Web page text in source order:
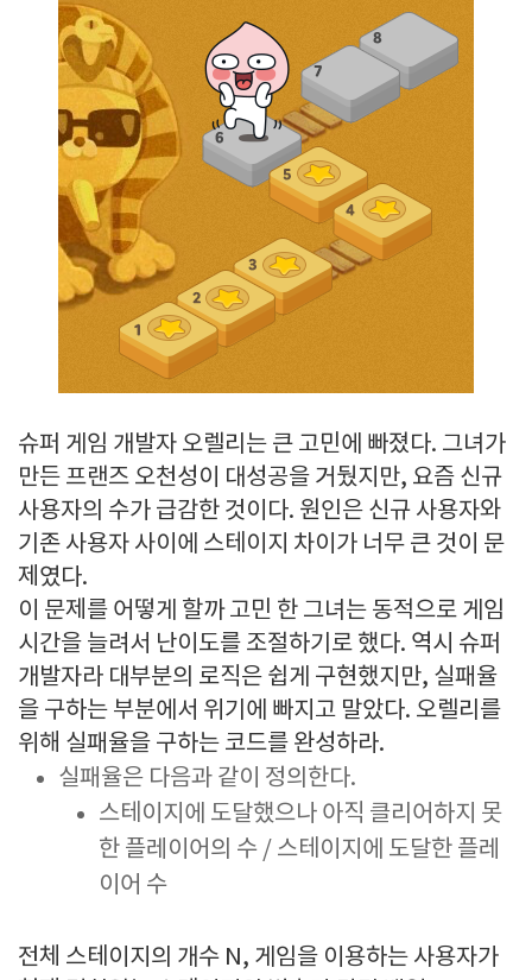
슈퍼 게임 개발자 오렐리는 큰 고민에 빠졌다. 그녀가
만든 프랜즈 오천성이 대성공을 거뒀지만, 요즘 신규
사용자의 수가 급감한 것이다. 원인은 신규 사용자와
기존 사용자 사이에 스테이지 차이가 너무 큰 것이 문
제였다.
이 문제를 어떻게 할까 고민 한 그녀는 동적으로 게임
시간을 늘려서 난이도를 조절하기로 했다. 역시 슈퍼
개발자라 대부분의 로직은 쉽게 구현했지만, 실패율
을 구하는 부분에서 위기에 빠지고 말았다. 오렐리를
위해 실패율을 구하는 코드를 완성하라.
실패율은 다음과 같이 정의한다.
스테이지에 도달했으나 아직 클리어하지 못
한 플레이어의 수 / 스테이지에 도달한 플레
이어 수
전체 스테이지의 개수 N, 게임을 이용하는 사용자가